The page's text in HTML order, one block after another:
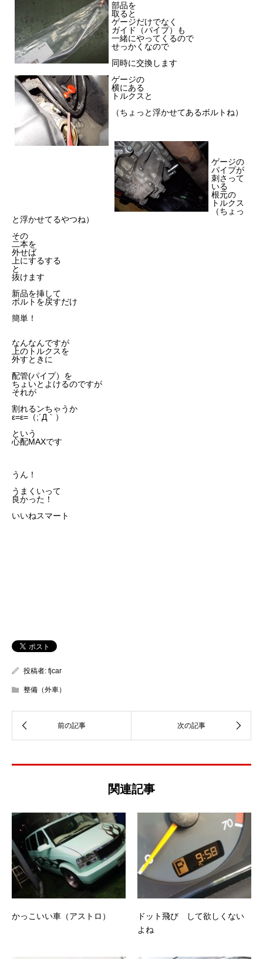
部品を
取ると
ゲージだけでなく
ガイド（パイプ）も
一緒にやってくるので
せっかくなので
同時に交換します
ゲージの
横にある
トルクスと
（ちょっと浮かせてあるボルトね）
ゲージの
パイプが
刺さって
いる
根元の
トルクス
（ちょっ
と浮かせてるやつね）
その
二本を
外せば
上にするする
と
抜けます
新品を挿して
ボルトを戻すだけ
簡単！
なんなんですが
上のトルクスを
外すときに
配管(パイプ）を
ちょいとよけるのですが
それが
割れるンちゃうか
ε=ε=（;´Д｀）
という
心配MAXです
うん！
うまくいって
良かった！
いいねスマート
投稿者: fjcar
整備（外車）
関連記事
かっこいい車（アストロ）
ドット飛び して欲しくない
よね